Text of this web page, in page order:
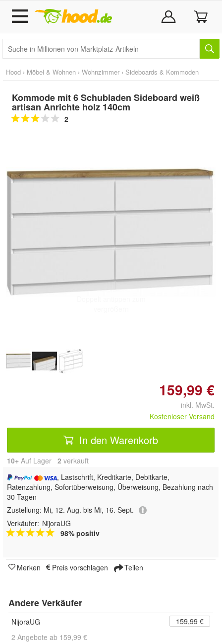
Hood › Möbel & Wohnen › Wohnzimmer › Sideboards & Kommoden
Kommode mit 6 Schubladen Sideboard weiß
artisan Anrichte holz 140cm
2
159,99 €
inkl. MwSt.
Kostenloser Versand
In den Warenkorb
10+ Auf Lager 2 verkauft
, Lastschrift, Kreditkarte, Debitkarte,
Ratenzahlung, Sofortüberweisung, Überweisung, Bezahlung nach
30 Tagen
Zustellung: Mi, 12. Aug. bis Mi, 16. Sept.
Verkäufer: NijoraUG
98% positiv
Merken Preis vorschlagen Teilen
Andere Verkäufer
NijoraUG
159,99 €
2 Angebote ab 159,99 €